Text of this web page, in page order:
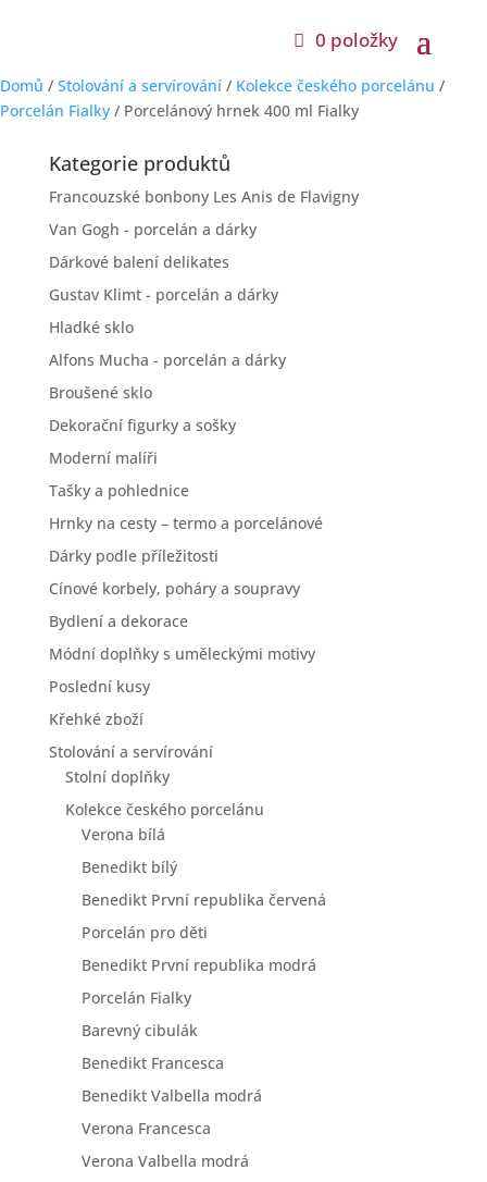
0 položky
Domů / Stolování a servírování / Kolekce českého porcelánu /
Porcelán Fialky / Porcelánový hrnek 400 ml Fialky
Kategorie produktů
Francouzské bonbony Les Anis de Flavigny
Van Gogh - porcelán a dárky
Dárkové balení delikates
Gustav Klimt - porcelán a dárky
Hladké sklo
Alfons Mucha - porcelán a dárky
Broušené sklo
Dekorační figurky a sošky
Moderní malíři
Tašky a pohlednice
Hrnky na cesty – termo a porcelánové
Dárky podle příležitosti
Cínové korbely, poháry a soupravy
Bydlení a dekorace
Módní doplňky s uměleckými motivy
Poslední kusy
Křehké zboží
Stolování a servírování
Stolní doplňky
Kolekce českého porcelánu
Verona bílá
Benedikt bílý
Benedikt První republika červená
Porcelán pro děti
Benedikt První republika modrá
Porcelán Fialky
Barevný cibulák
Benedikt Francesca
Benedikt Valbella modrá
Verona Francesca
Verona Valbella modrá